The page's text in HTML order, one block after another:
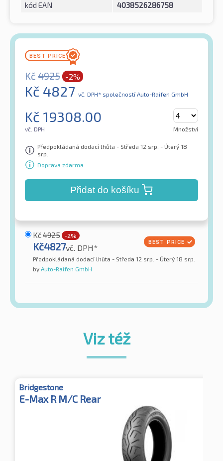
kód EAN 4038526286758
Kč 4925 -2%
Kč 4827 vč. DPH* společností Auto-Raifen GmbH
Kč 19308.00
vč. DPH Množství
Předpokládaná dodací lhůta - Středa 12 srp. - Úterý 18
srp.
Doprava zdarma
Přidat do košíku
Kč4925 -2%
Kč4827vč. DPH*
Předpokládaná dodací lhůta - Středa 12 srp. - Úterý 18 srp.
by Auto-Raifen GmbH
Viz též
Bridgestone
E-Max R M/C Rear